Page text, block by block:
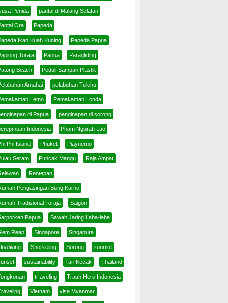
Penida pantai di Malang Selatan
Ora Papeda
Ikan Kuah Kuning Papeda Papua
Toraja Papua Paragliding
Beach Peduli Sampah Plastik
Amahai pelabuhan Tulehu
Lemo Pemakaman Londa
di Papua penginapan di sorong
Indonesia Pham Ngurah Lao
Phi Island Phuket Piaynemo
Seram Puncak Mangu Raja Ampat
Rentepao
Pengasingan Bung Karno
Tradisional Toraja Saigon
Papua Sawah Jaring Laba-laba
Reap Singapore Singapura
Snorkeling Sorong sunrise
sustainability Tari Kecak Thailand
tr aveling Trash Hero Indonesia
Vietnam visa Myanmar